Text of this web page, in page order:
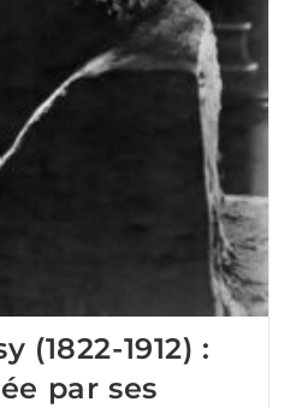
(1822-1912) :
par ses